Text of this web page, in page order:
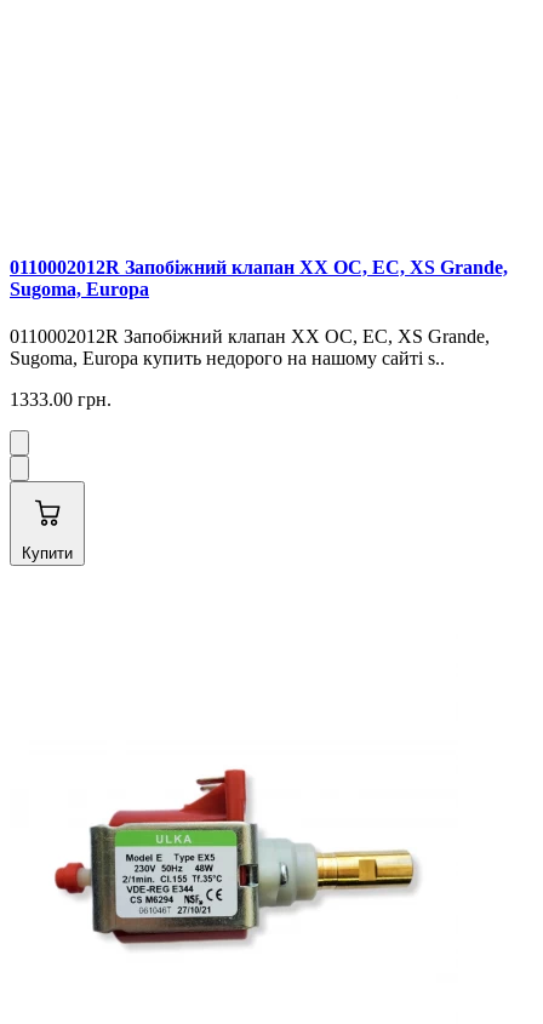
0110002012R Запобіжний клапан XX OC, EC, XS Grande,
Sugoma, Europa
0110002012R Запобіжний клапан XX OC, EC, XS Grande,
Sugoma, Europa купить недорого на нашому сайті s..
1333.00 грн.
Купити